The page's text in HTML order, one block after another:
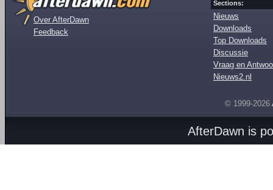
Over AfterDawn
Feedback
Sections:
Nieuws
Downloads
Top Downloads
Discussie
Vraag en
Nieuws2.nl
© 1999-2026
AfterDawn is